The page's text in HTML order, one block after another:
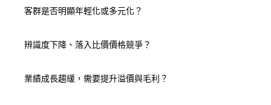
客群是否明顯年輕化或多元化？
辨識度下降、落入比價價格競爭？
業績成長趨緩，需要提升溢價與毛利？